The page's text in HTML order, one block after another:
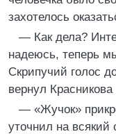
захотелось
— Как дела?
надеюсь, теперь
Скрипучий голос
вернул
— «Жучок»
уточнил на всякий